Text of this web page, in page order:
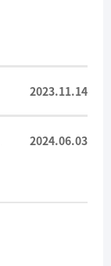
2023.11.14
2024.06.03